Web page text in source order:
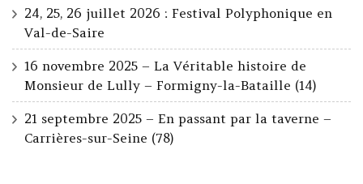
24, 25, 26 juillet 2026 : Festival Polyphonique en
Val-de-Saire
16 novembre 2025 – La Véritable histoire de
Monsieur de Lully – Formigny-la-Bataille (14)
21 septembre 2025 – En passant par la taverne –
Carrières-sur-Seine (78)